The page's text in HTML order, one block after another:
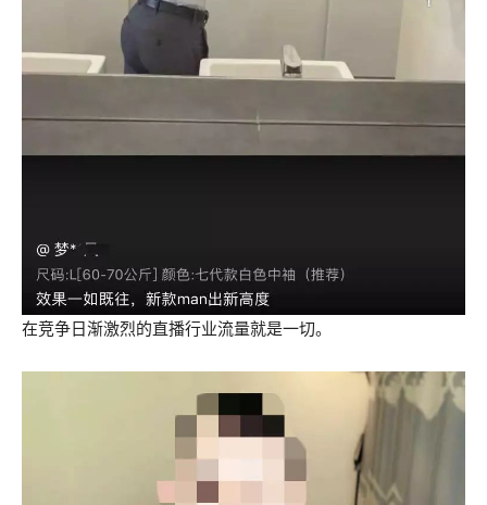
在竞争日渐激烈的直播行业流量就是一切。